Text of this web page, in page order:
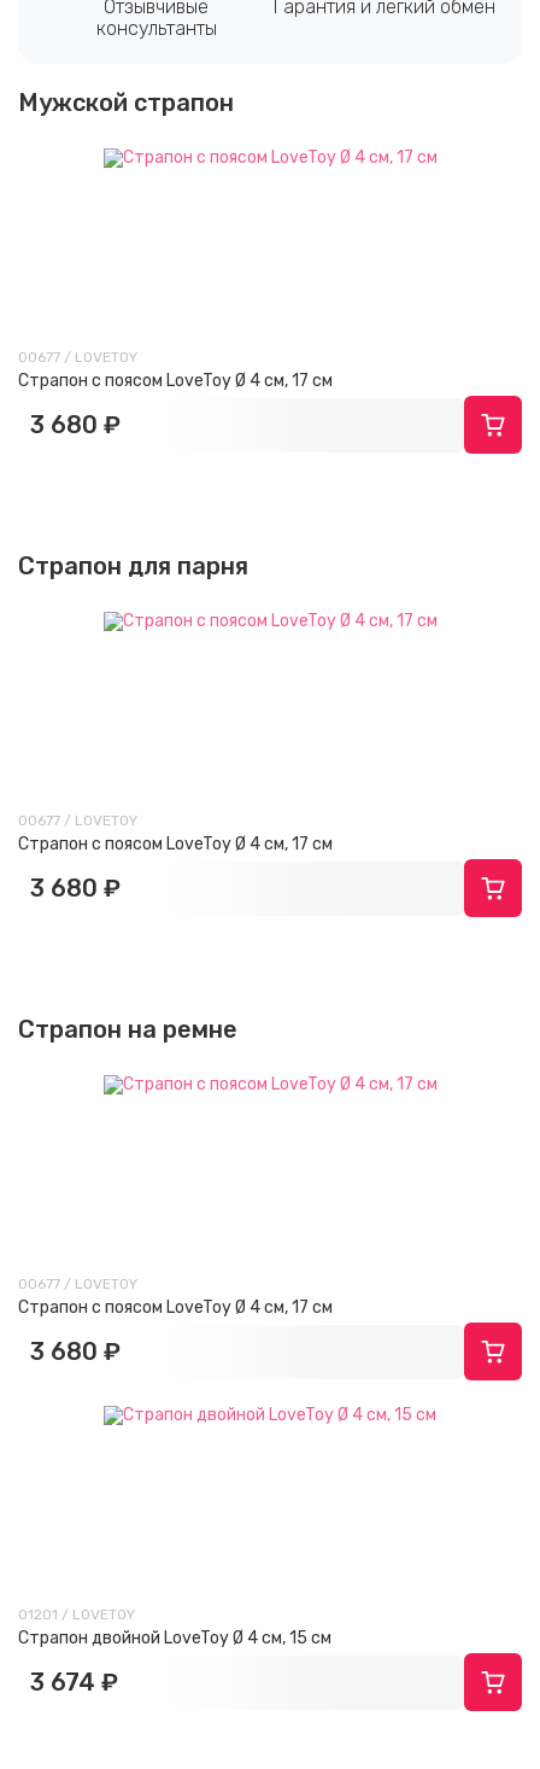
Отзывчивые
консультанты
Гарантия и лёгкий обмен
Мужской страпон
00677 / LOVETOY
Страпон с поясом LoveToy Ø 4 см, 17 см
3 680 ₽
Страпон для парня
00677 / LOVETOY
Страпон с поясом LoveToy Ø 4 см, 17 см
3 680 ₽
Страпон на ремне
00677 / LOVETOY
Страпон с поясом LoveToy Ø 4 см, 17 см
3 680 ₽
01201 / LOVETOY
Страпон двойной LoveToy Ø 4 см, 15 см
3 674 ₽